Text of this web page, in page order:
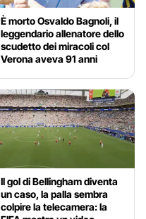
È morto Osvaldo Bagnoli, il
leggendario allenatore dello
scudetto dei miracoli col
Verona aveva 91 anni
Il gol di Bellingham diventa
un caso, la palla sembra
colpire la telecamera: la